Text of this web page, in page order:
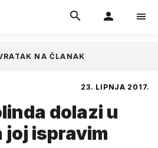
23. LIPNJA 2017.
dolazi u
joj ispravim
NA ČLANAK